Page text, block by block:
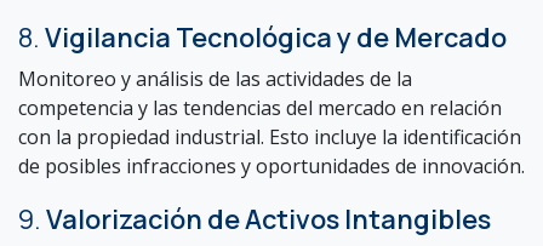
8. Vigilancia Tecnológica y de Mercado
Monitoreo y análisis de las actividades de la
competencia y las tendencias del mercado en relación
con la propiedad industrial. Esto incluye la identificación
de posibles infracciones y oportunidades de innovación.
9. Valorización de Activos Intangibles